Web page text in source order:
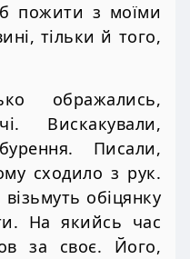
пожити з моїми
тільки й того,
ображались,
Вискакували,
Писали,
сходило з рук.
обіцянку
На якийсь час
за своє. Його,